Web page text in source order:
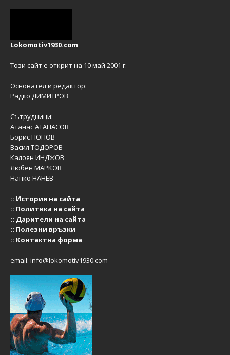
Lokomotiv1930.com
Този сайт е открит на 10 май 2001 г.
Основател и редактор:
Радко ДИМИТРОВ
Сътрудници:
Атанас АТАНАСОВ
Борис ПОПОВ
Васил ТОДОРОВ
Калоян ИНДЖОВ
Любен МАРКОВ
Нанко НАНЕВ
:: История на сайта
:: Политика на сайта
:: Дарители на сайта
:: Полезни връзки
:: Контактна форма
email: info@lokomotiv1930.com